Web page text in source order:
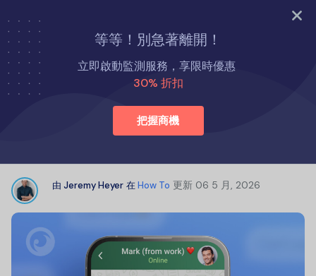
立即試用
等等！別急著離開！
立即啟動監測服務，享限時優惠
30% 折扣
把握商機
首頁 查看從另一部手機發送和接收的簡訊 – 最佳方法
查看從另一部手機發送和接收的簡訊 –
由 Jeremy Heyer 在How To 更新 06 5 月, 2026